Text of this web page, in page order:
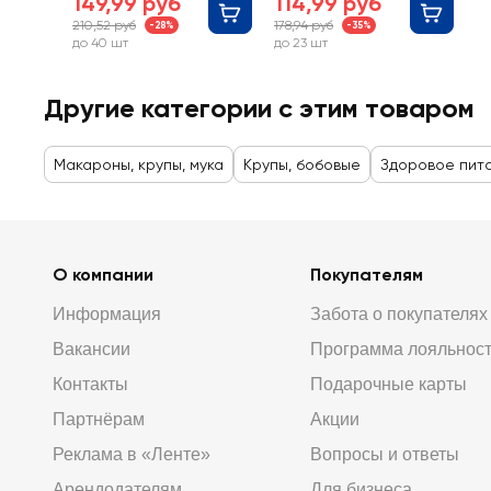
210,52 руб -28%
до 40 шт
178,94 руб -35%
до 23 шт
Другие категории с этим товаром
Макароны, крупы, мука Крупы, бобовые Здоровое
О компании
Информация
Вакансии
Контакты
Партнёрам
Реклама в «Ленте»
Покупателям
Забота о покупателях
Программа
Подарочные карты
Акции
Вопросы и ответы